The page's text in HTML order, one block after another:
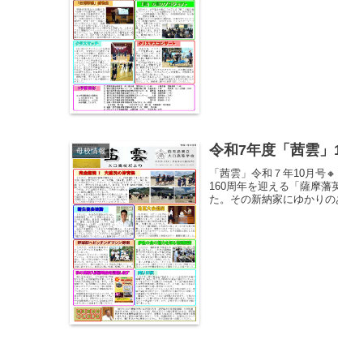
母校情報 令和7年度「茜雲
「茜雲」令和７年10月号
160周年を迎える「薩摩
た。その新納家にゆかり